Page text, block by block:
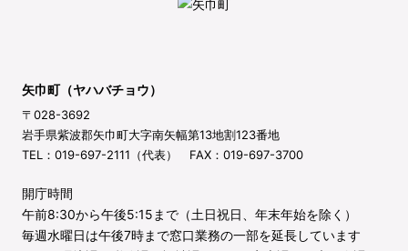
矢巾町（ヤハバチョウ）
〒028-3692
岩手県紫波郡矢巾町大字南矢幅第13地割123番地
TEL：019-697-2111（代表） FAX：019-697-3700
開庁時間
午前8:30から午後5:15まで（土日祝日、年末年始を除く）
毎週水曜日は午後7時まで窓口業務の一部を延長しています